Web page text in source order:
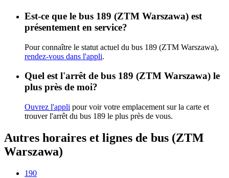
Est-ce que le bus 189 (ZTM Warszawa) est
présentement en service?
Pour connaître le statut actuel du bus 189 (ZTM Warszawa),
rendez-vous dans l'appli.
Quel est l'arrêt de bus 189 (ZTM Warszawa) le
plus près de moi?
Ouvrez l'appli pour voir votre emplacement sur la carte et
trouver l'arrêt du bus 189 le plus près de vous.
Autres horaires et lignes de bus (ZTM
Warszawa)
190